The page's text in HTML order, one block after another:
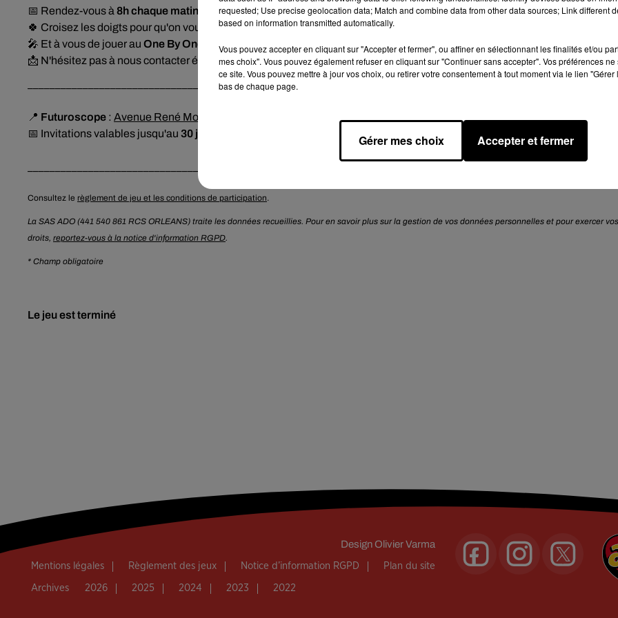
📅 Rendez-vous à 8h chaque matin du lundi au vendredi dans leMorning AdoavecAurélie et Landry!
🍀 Croisez les doigts pour qu'on vous appelle...
🎤 Et à vous de jouer au One By One
📩 N'hésitez pas à nous contacter également sur notre compte Whatsapp au06 61 01 61 01!
____________________________________
📍 Futuroscope : Avenue René Monory, Chasseneuil-du-Poitou (86)
📅 Invitations valables jusqu'au 30 juin 2026 selon le calendrier d’ouverture disponible.
Consultez le règlement de jeu et les conditions de participation.
La SAS ADO (441 540 861 RCS ORLEANS) traite les données recueillies. Pour en savoir plus sur la gestion de vos données personnelles et pour exercer vos
droits, reportez-vous à la notice d'information RGPD.
* Champ obligatoire
Le jeu est terminé
Design Olivier Varma
Mentions légales Règlement des jeux Notice d’information RGPD Plan du site
Archives 2026 2025 2024 2023 2022
requested; Use precise geolocation data; Match and combine data from other data sources; Link different
based on information transmitted automatically.
Vous pouvez accepter en cliquant sur "Accepter et fermer", ou affiner en sélectionnant les finalités et/ou
mes choix". Vous pouvez également refuser en cliquant sur "Continuer sans accepter". Vos préférences
ce site. Vous pouvez mettre à jour vos choix, ou retirer votre consentement à tout moment via le lien
bas de chaque page.
Gérer mes choix Accepter et fermer